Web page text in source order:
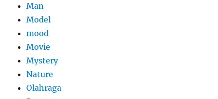
Man
Model
mood
Movie
Mystery
Nature
Olahraga